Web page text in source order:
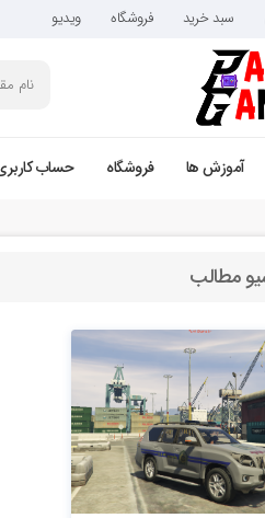
سبد خرید فروشگاه ویدیو
آموزش ها فروشگاه حساب
مطالب